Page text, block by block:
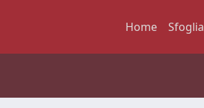
Home Sfoglia